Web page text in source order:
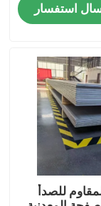
استفسار
للصدأ